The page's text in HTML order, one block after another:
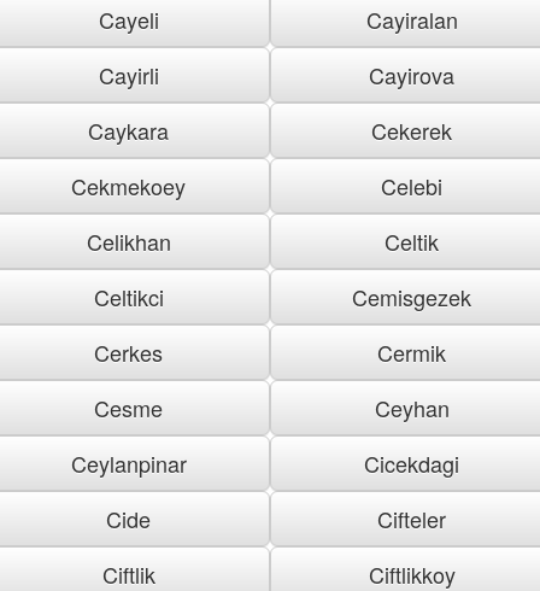
Cayeli
Cayiralan
Cayirli
Cayirova
Caykara
Cekerek
Cekmekoey
Celebi
Celikhan
Celtik
Celtikci
Cemisgezek
Cerkes
Cermik
Cesme
Ceyhan
Ceylanpinar
Cicekdagi
Cide
Cifteler
Ciftlik
Ciftlikkoy